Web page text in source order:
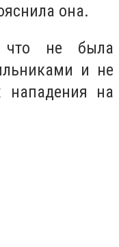
она.
что не была
и не
нападения на